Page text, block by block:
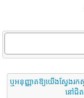
ឬអនុញ្ញាតឱ្យយើងស្វែង
នៅជិ